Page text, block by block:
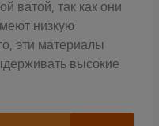
ватой, так как они
низкую
эти материалы
высокие